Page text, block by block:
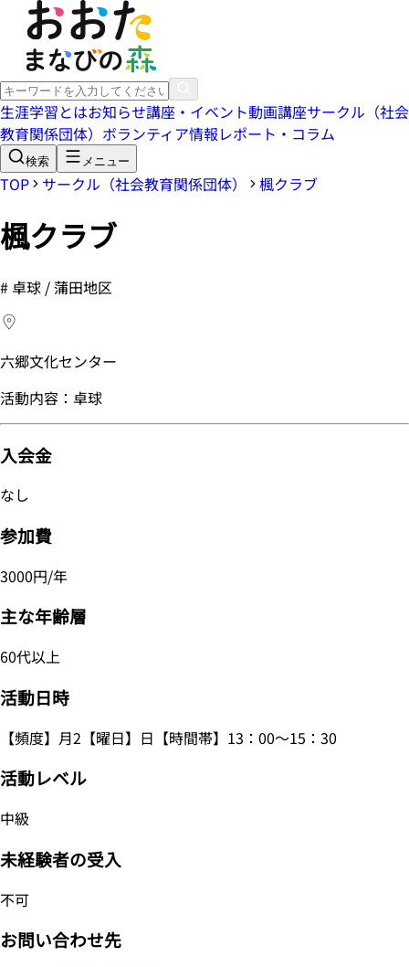
生涯学習とはお知らせ講座・イベント動画講座サークル（社会
教育関係団体） ボランティア情報レポート・コラム
検索 メニュー
TOP サークル（社会教育関係団体） 楓クラブ
楓クラブ
# 卓球 / 蒲田地区
六郷文化センター
活動内容：卓球
入会金
なし
参加費
3000円/年
主な年齢層
60代以上
活動日時
【頻度】月2【曜日】日【時間帯】13：00～15：30
活動レベル
中級
未経験者の受入
不可
お問い合わせ先